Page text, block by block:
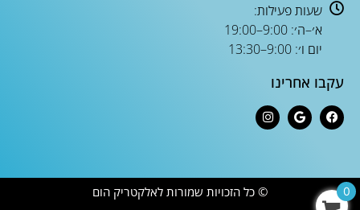
שעות פעילות:
א׳–ה׳: 9:00–19:00
יום ו׳: 9:00–13:30
עקבו אחרינו
© כל הזכויות שמורות לאלקטריק הום 0